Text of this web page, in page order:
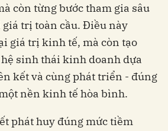
còn từng bước tham gia sâu
giá trị toàn cầu. Điều này
giá trị kinh tế, mà còn tạo
sinh thái kinh doanh dựa
kết và cùng phát triển - đúng
nền kinh tế hòa bình.
phát huy đúng mức tiềm